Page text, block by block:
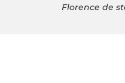
Florence de